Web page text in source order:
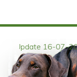
Update 16-07-2026